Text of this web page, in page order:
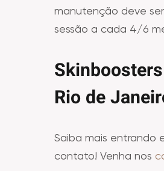
manutenção deve
sessão a cada 4/6
Rio de
Saiba mais entrando
contato! Venha nos